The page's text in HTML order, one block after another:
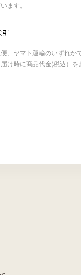
ます。
引
、ヤマト運輸のいずれか
け時に商品代金(税込）を